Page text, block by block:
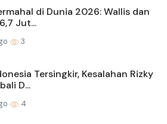
di Dunia 2026: Wallis dan
Jut...
3
Tersingkir, Kesalahan Rizky
D...
4